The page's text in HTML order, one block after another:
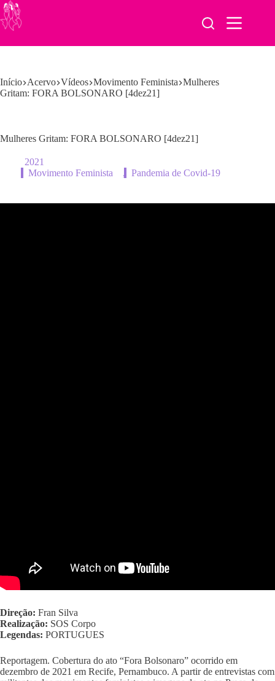
Pular
para
o
Início Acervo Vídeos Movimento Feminista Mulheres
Gritam: FORA BOLSONARO [4dez21]
Mulheres Gritam: FORA BOLSONARO [4dez21]
2021
Movimento Feminista
, Pandemia de Covid-19
Direção: Fran Silva
Realização: SOS Corpo
Legendas: PORTUGUES
Reportagem. Cobertura do ato “Fora Bolsonaro” ocorrido em
dezembro de 2021 em Recife, Pernambuco. A partir de entrevistas com